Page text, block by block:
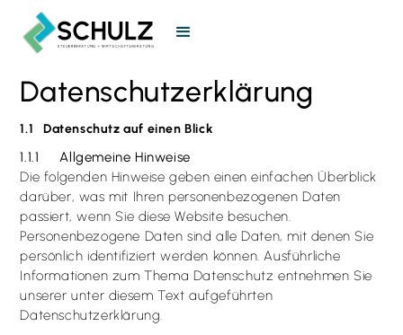
Datenschutz­erklärung
1.1 Datenschutz auf einen Blick
1.1.1 Allgemeine Hinweise
Die folgenden Hinweise geben einen einfachen Überblick
darüber, was mit Ihren personenbezogenen Daten
passiert, wenn Sie diese Website besuchen.
Personenbezogene Daten sind alle Daten, mit denen Sie
persönlich identifiziert werden können. Ausführliche
Informationen zum Thema Datenschutz entnehmen Sie
unserer unter diesem Text aufgeführten
Datenschutzerklärung.